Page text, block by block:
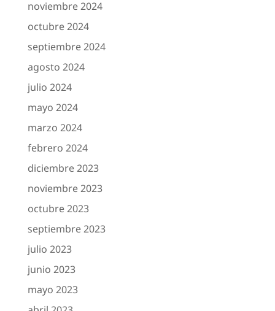
noviembre 2024
octubre 2024
septiembre 2024
agosto 2024
julio 2024
mayo 2024
marzo 2024
febrero 2024
diciembre 2023
noviembre 2023
octubre 2023
septiembre 2023
julio 2023
junio 2023
mayo 2023